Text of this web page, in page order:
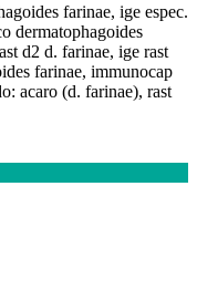
farinae, ige espec.
dermatophagoides
d2 d. farinae, ige rast
farinae, immunocap
acaro (d. farinae), rast